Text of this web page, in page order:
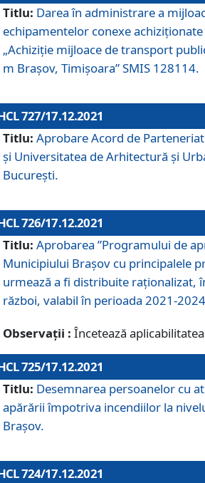
Titlu: Darea în administrare a
echipamentelor conexe
„Achiziție mijloace de transport
m Brașov, Timișoara” SMIS 128114.
727/17.12.2021
Titlu: Aprobare Acord de
și Universitatea de Arhitectură și
București.
726/17.12.2021
Titlu: Aprobarea ”Programului de
Municipiului Braşov cu principalele
urmează a fi distribuite raționalizat,
război, valabil în perioada 2021-
Observații : Încetează
725/17.12.2021
Titlu: Desemnarea persoanelor cu
apărării împotriva incendiilor la
Brașov.
724/17.12.2021